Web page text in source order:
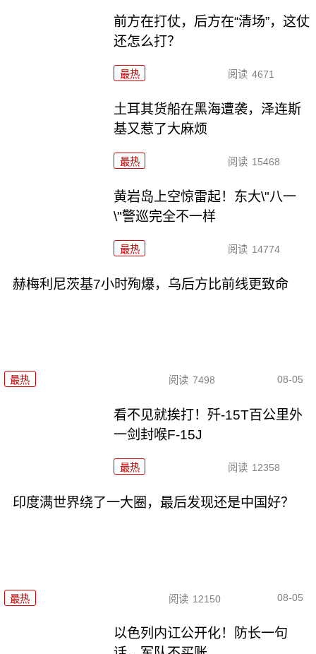
前方在打仗，后方在“清场”，这仗
还怎么打？
最热 阅读 4671
土耳其货船在黑海遭袭，泽连斯
基又惹了大麻烦
最热 阅读 15468
黄岩岛上空惊雷起！东大\"八一
\"警巡完全不一样
最热 阅读 14774
赫梅利尼茨基7小时殉爆，乌后方比前线更致命
最热 阅读 7498 08-05
看不见就挨打！歼-15T百公里外
一剑封喉F-15J
最热 阅读 12358
印度满世界绕了一大圈，最后发现还是中国好？
最热 阅读 12150 08-05
以色列内讧公开化！防长一句